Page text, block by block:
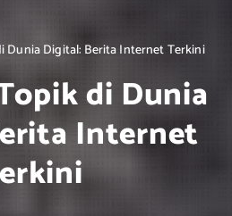
Dunia Digital: Berita Internet Terkini
di Dunia
Internet